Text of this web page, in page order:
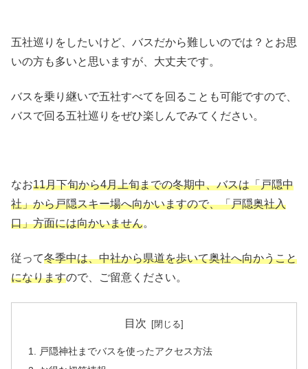
五社巡りをしたいけど、バスだから難しいのでは？とお思
いの方も多いと思いますが、大丈夫です。
バスを乗り継いで五社すべてを回ることも可能ですので、
バスで回る五社巡りをぜひ楽しんでみてください。
なお11月下旬から4月上旬までの冬期中、バスは「戸隠中
社」から戸隠スキー場へ向かいますので、「戸隠奥社入
口」方面には向かいません。
従って冬季中は、中社から県道を歩いて奥社へ向かうこと
になりますので、ご留意ください。
目次
戸隠神社までバスを使ったアクセス方法